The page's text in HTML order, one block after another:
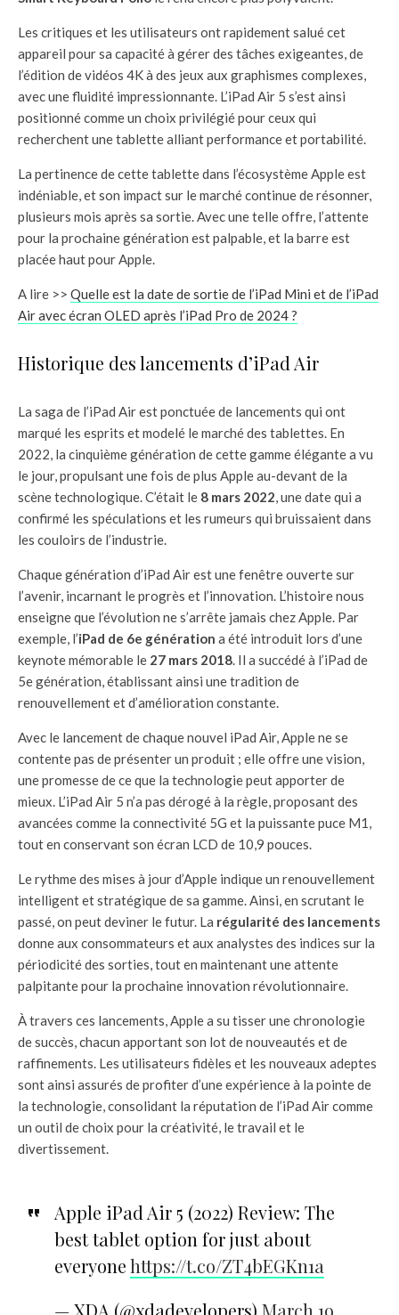
Les critiques et les utilisateurs ont rapidement salué cet
appareil pour sa capacité à gérer des tâches exigeantes, de
l’édition de vidéos 4K à des jeux aux graphismes complexes,
avec une fluidité impressionnante. L’iPad Air 5 s’est ainsi
positionné comme un choix privilégié pour ceux qui
recherchent une tablette alliant performance et portabilité.
La pertinence de cette tablette dans l’écosystème Apple est
indéniable, et son impact sur le marché continue de résonner,
plusieurs mois après sa sortie. Avec une telle offre, l’attente
pour la prochaine génération est palpable, et la barre est
placée haut pour Apple.
A lire >> Quelle est la date de sortie de l’iPad Mini et de l’iPad
Air avec écran OLED après l’iPad Pro de 2024 ?
Historique des lancements d’iPad Air
La saga de l’iPad Air est ponctuée de lancements qui ont
marqué les esprits et modelé le marché des tablettes. En
2022, la cinquième génération de cette gamme élégante a vu
le jour, propulsant une fois de plus Apple au-devant de la
scène technologique. C’était le 8 mars 2022, une date qui a
confirmé les spéculations et les rumeurs qui bruissaient dans
les couloirs de l’industrie.
Chaque génération d’iPad Air est une fenêtre ouverte sur
l’avenir, incarnant le progrès et l’innovation. L’histoire nous
enseigne que l’évolution ne s’arrête jamais chez Apple. Par
exemple, l’iPad de 6e génération a été introduit lors d’une
keynote mémorable le 27 mars 2018. Il a succédé à l’iPad de
5e génération, établissant ainsi une tradition de
renouvellement et d’amélioration constante.
Avec le lancement de chaque nouvel iPad Air, Apple ne se
contente pas de présenter un produit ; elle offre une vision,
une promesse de ce que la technologie peut apporter de
mieux. L’iPad Air 5 n’a pas dérogé à la règle, proposant des
avancées comme la connectivité 5G et la puissante puce M1,
tout en conservant son écran LCD de 10,9 pouces.
Le rythme des mises à jour d’Apple indique un renouvellement
intelligent et stratégique de sa gamme. Ainsi, en scrutant le
passé, on peut deviner le futur. La régularité des lancements
donne aux consommateurs et aux analystes des indices sur la
périodicité des sorties, tout en maintenant une attente
palpitante pour la prochaine innovation révolutionnaire.
À travers ces lancements, Apple a su tisser une chronologie
de succès, chacun apportant son lot de nouveautés et de
raffinements. Les utilisateurs fidèles et les nouveaux adeptes
sont ainsi assurés de profiter d’une expérience à la pointe de
la technologie, consolidant la réputation de l’iPad Air comme
un outil de choix pour la créativité, le travail et le
divertissement.
Apple iPad Air 5 (2022) Review: The
best tablet option for just about
everyonehttps://t.co/ZT4bEGKn1a